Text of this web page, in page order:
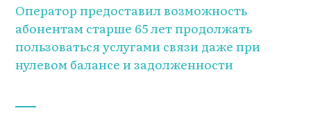
Оператор предоставил возможность
абонентам старше 65 лет продолжать
пользоваться услугами связи даже при
нулевом балансе и задолженности